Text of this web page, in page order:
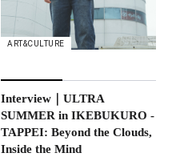
ART&CULTURE
Interview｜ULTRA
SUMMER in IKEBUKURO -
TAPPEI: Beyond the Clouds,
Inside the Mind